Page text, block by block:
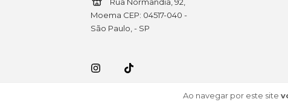
Ao navegar por este site
Moema CEP: 04517-040 -
São Paulo, - SP